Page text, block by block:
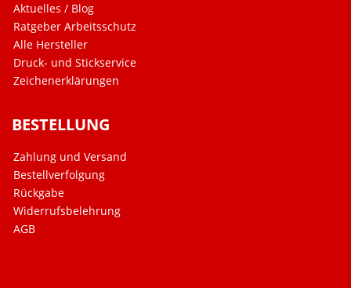
Aktuelles / Blog
Ratgeber Arbeitsschutz
Alle Hersteller
Druck- und Stickservice
Zeichenerklärungen
BESTELLUNG
Zahlung und Versand
Bestellverfolgung
Rückgabe
Widerrufsbelehrung
AGB